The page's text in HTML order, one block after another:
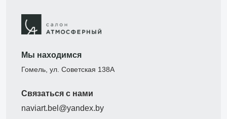
Мы находимся
Гомель, ул. Советская 138А
Связаться с нами
naviart.bel@yandex.by